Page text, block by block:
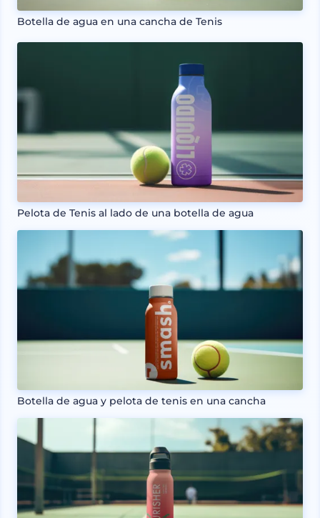
Botella de agua en una cancha de Tenis
Pelota de Tenis al lado de una botella de agua
Botella de agua y pelota de tenis en una cancha